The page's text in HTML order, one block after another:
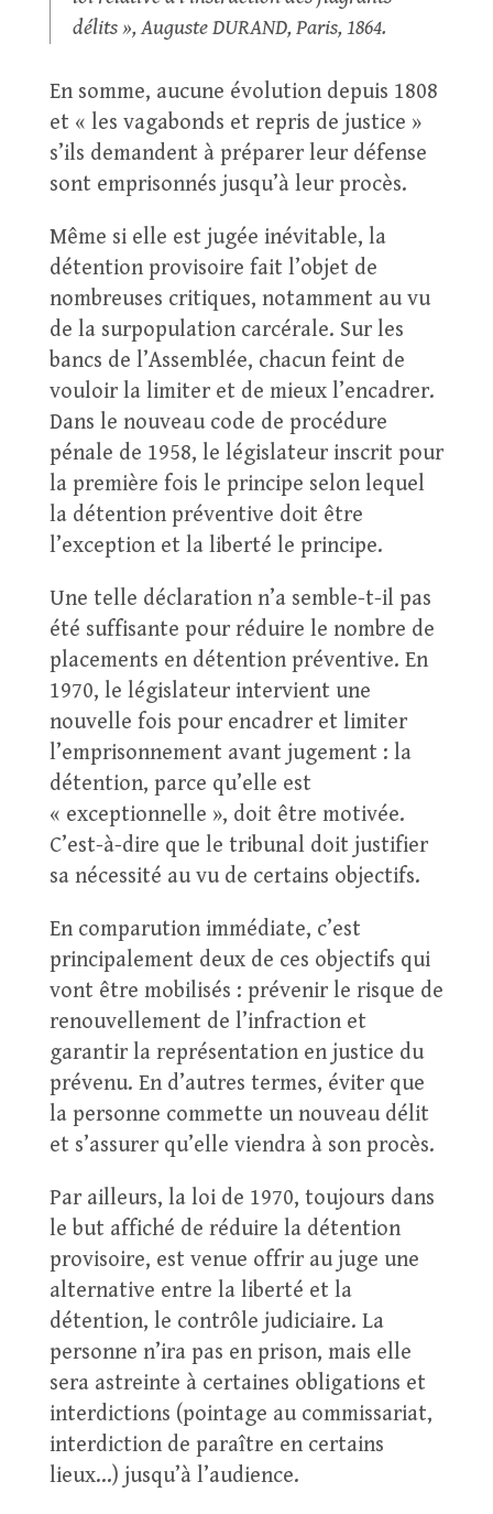
délits », Auguste DURAND, Paris, 1864.
En somme, aucune évolution depuis 1808
et « les vagabonds et repris de justice »
s’ils demandent à préparer leur défense
sont emprisonnés jusqu’à leur procès.
Même si elle est jugée inévitable, la
détention provisoire fait l’objet de
nombreuses critiques, notamment au vu
de la surpopulation carcérale. Sur les
bancs de l’Assemblée, chacun feint de
vouloir la limiter et de mieux l’encadrer.
Dans le nouveau code de procédure
pénale de 1958, le législateur inscrit pour
la première fois le principe selon lequel
la détention préventive doit être
l’exception et la liberté le principe.
Une telle déclaration n’a semble-t-il pas
été suffisante pour réduire le nombre de
placements en détention préventive. En
1970, le législateur intervient une
nouvelle fois pour encadrer et limiter
l’emprisonnement avant jugement : la
détention, parce qu’elle est
« exceptionnelle », doit être motivée.
C’est-à-dire que le tribunal doit justifier
sa nécessité au vu de certains objectifs.
En comparution immédiate, c’est
principalement deux de ces objectifs qui
vont être mobilisés : prévenir le risque de
renouvellement de l’infraction et
garantir la représentation en justice du
prévenu. En d’autres termes, éviter que
la personne commette un nouveau délit
et s’assurer qu’elle viendra à son procès.
Par ailleurs, la loi de 1970, toujours dans
le but affiché de réduire la détention
provisoire, est venue offrir au juge une
alternative entre la liberté et la
détention, le contrôle judiciaire. La
personne n’ira pas en prison, mais elle
sera astreinte à certaines obligations et
interdictions (pointage au commissariat,
interdiction de paraître en certains
lieux…) jusqu’à l’audience.